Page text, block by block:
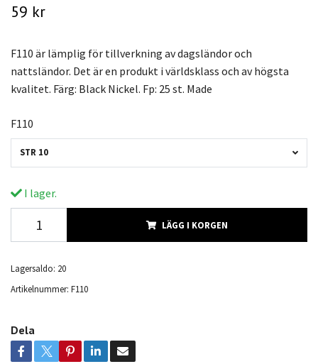
59 kr
F110 är lämplig för tillverkning av dagsländor och
nattsländor. Det är en produkt i världsklass och av högsta
kvalitet. Färg: Black Nickel. Fp: 25 st. Made
F110
STR 10
I lager.
LÄGG I KORGEN
Lagersaldo: 20
Artikelnummer: F110
Dela